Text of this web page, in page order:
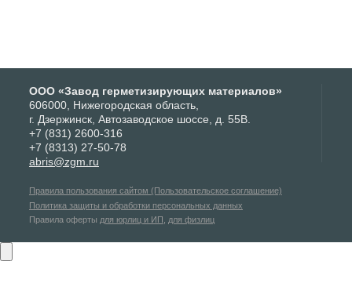
ООО «Завод герметизирующих материалов»
606000, Нижегородская область,
г. Дзержинск, Автозаводское шоссе, д. 55В.
+7 (831) 2600-316
+7 (8313) 27-50-78
abris@zgm.ru
Правила пользования сайтом (Пользовательское соглашение)
Политика защиты и обработки персональных данных
Правила оферты для юрлиц и ИП для физлиц